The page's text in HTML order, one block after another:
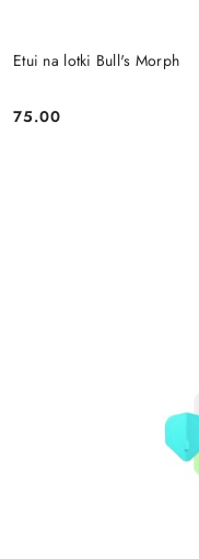
Etui na lotki Bull's Morph
Cena:
75.00